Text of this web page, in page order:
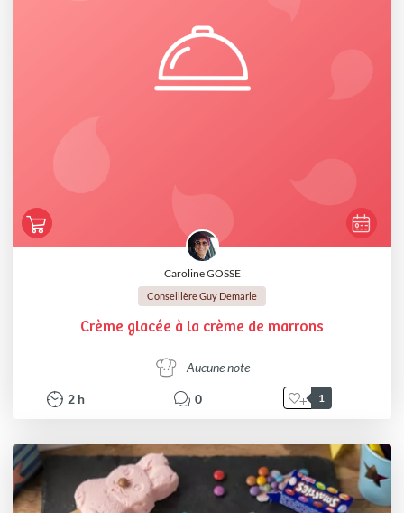
Caroline GOSSE
Conseillère Guy Demarle
Crème glacée à la crème de marrons
Aucune note
2 h 0 1